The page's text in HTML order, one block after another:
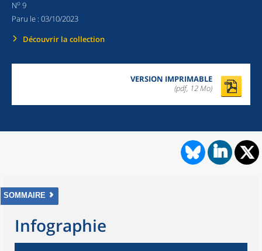
No 9
Paru le : 03/10/2023
Découvrir la collection
VERSION IMPRIMABLE
(pdf, 12 Mo)
SOMMAIRE
Infographie